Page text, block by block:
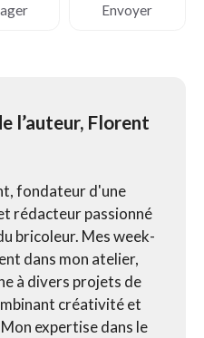
Envoyer
l’auteur, Florent
fondateur d'une
rédacteur passionné
bricoleur. Mes week-
dans mon atelier,
à divers projets de
créativité et
expertise dans le